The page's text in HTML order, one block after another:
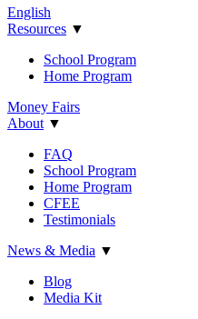
English
Resources ▼
School Program
Home Program
Money Fairs
About ▼
FAQ
School Program
Home Program
CFEE
Testimonials
News & Media ▼
Blog
Media Kit